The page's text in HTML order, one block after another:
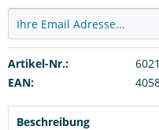
Artikel-Nr.:
EAN:
Beschreibung